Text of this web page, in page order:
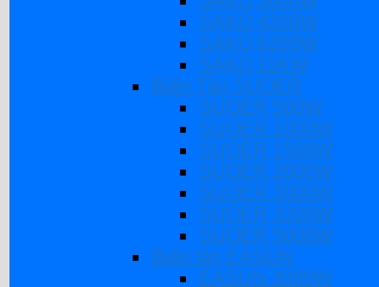
SAKO 4200W
SAKO 6200W
SAKO 11KW
Biến Tần SUOER
SUOER 500W
SUOER 1000W
SUOER 1500W
SUOER 2000W
SUOER 3000W
SUOER 3200W
SUOER 5000W
Biến tần EASUN
EASUN 3000W